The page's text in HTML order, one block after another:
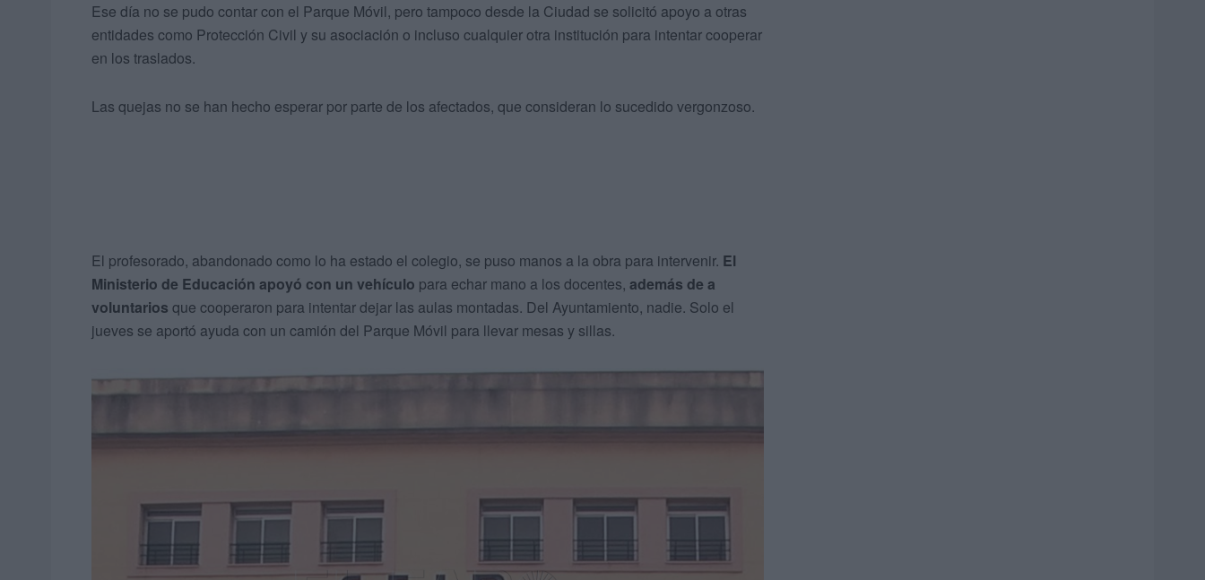
Ese día no se pudo contar con el Parque Móvil, pero tampoco desde la Ciudad se solicitó apoyo a otras
entidades como Protección Civil y su asociación o incluso cualquier otra institución para intentar cooperar
en los traslados.
Las quejas no se han hecho esperar por parte de los afectados, que consideran lo sucedido vergonzoso.
El profesorado, abandonado como lo ha estado el colegio, se puso manos a la obra para intervenir. El
Ministerio de Educación apoyó con un vehículo para echar mano a los docentes, además de a
voluntarios que cooperaron para intentar dejar las aulas montadas. Del Ayuntamiento, nadie. Solo el
jueves se aportó ayuda con un camión del Parque Móvil para llevar mesas y sillas.